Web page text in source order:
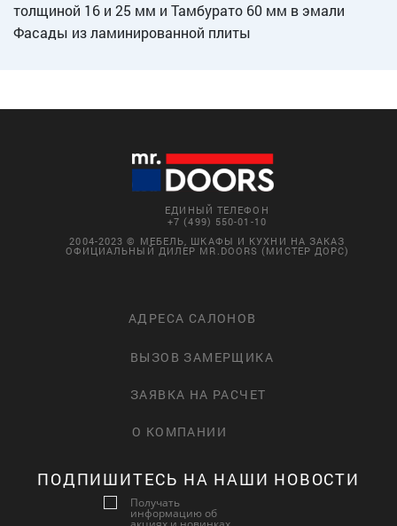
толщиной 16 и 25 мм и Тамбурато 60 мм в эмали
Фасады из ламинированной плиты
ЕДИНЫЙ ТЕЛЕФОН
+7 (499) 550-01-10
2004-2023 © МЕБЕЛЬ, ШКАФЫ И КУХНИ НА ЗАКАЗ
ОФИЦИАЛЬНЫЙ ДИЛЕР MR.DOORS (МИСТЕР ДОРС)
АДРЕСА САЛОНОВ
ВЫЗОВ ЗАМЕРЩИКА
ЗАЯВКА НА РАСЧЕТ
О КОМПАНИИ
ПОДПИШИТЕСЬ НА НАШИ НОВОСТИ
Получать
информацию об